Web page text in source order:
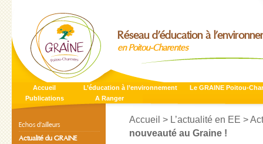
Réseau d’éducation à
en Poitou-Charentes
Accueil L’éducation à l’environnement
Le GRAINE Poitou-
Publications
A Ranger
Accueil > L’actualité en EE >
nouveauté au Graine !
Echos d’ailleurs
Actualité du GRAINE